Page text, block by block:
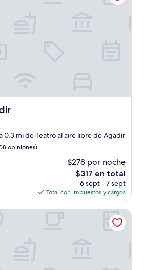
0.3 mi de Teatro al aire libre de Agadir
opiniones)
$278 por noche
El
precio
actual
es
de
$317 en total
6 sept - 7 sept
Total con impuestos y cargos